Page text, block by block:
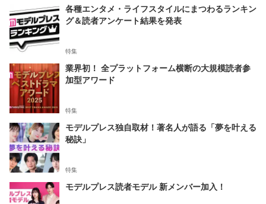
各種エンタメ・ライフスタイルにまつわるランキン
グ＆読者アンケート結果を発表
特集
業界初！ 全プラットフォーム横断の大規模読者参
加型アワード
特集
モデルプレス独自取材！著名人が語る「夢を叶える
秘訣」
特集
モデルプレス読者モデル 新メンバー加入！